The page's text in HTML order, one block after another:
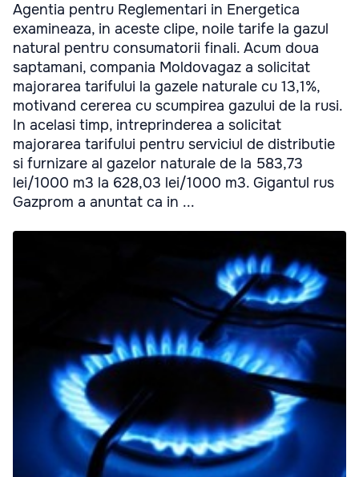
Agentia pentru Reglementari in Energetica
examineaza, in aceste clipe, noile tarife la gazul
natural pentru consumatorii finali. Acum doua
saptamani, compania Moldovagaz a solicitat
majorarea tarifului la gazele naturale cu 13,1%,
motivand cererea cu scumpirea gazului de la rusi.
In acelasi timp, intreprinderea a solicitat
majorarea tarifului pentru serviciul de distributie
si furnizare al gazelor naturale de la 583,73
lei/1000 m3 la 628,03 lei/1000 m3. Gigantul rus
Gazprom a anuntat ca in ...